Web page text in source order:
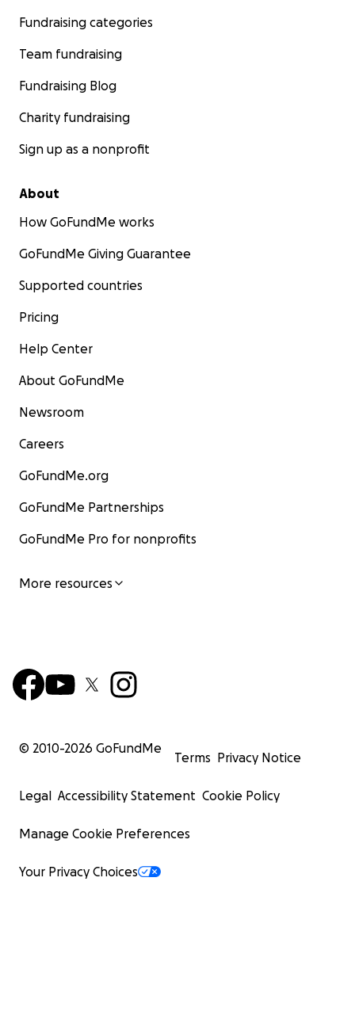
Fundraising categories
Team fundraising
Fundraising Blog
Charity fundraising
Sign up as a nonprofit
About
How GoFundMe works
GoFundMe Giving Guarantee
Supported countries
Pricing
Help Center
About GoFundMe
Newsroom
Careers
GoFundMe.org
GoFundMe Partnerships
GoFundMe Pro for nonprofits
More resources
© 2010-2026 GoFundMe
Terms Privacy Notice
Legal Accessibility Statement Cookie Policy
Manage Cookie Preferences
Your Privacy Choices